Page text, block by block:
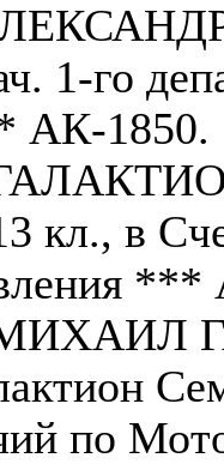
1-го
АК-1850.
кл., в
по